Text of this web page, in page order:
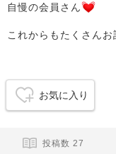
自慢の会員さん
これからもたくさんお
お気に入り
投稿数 27